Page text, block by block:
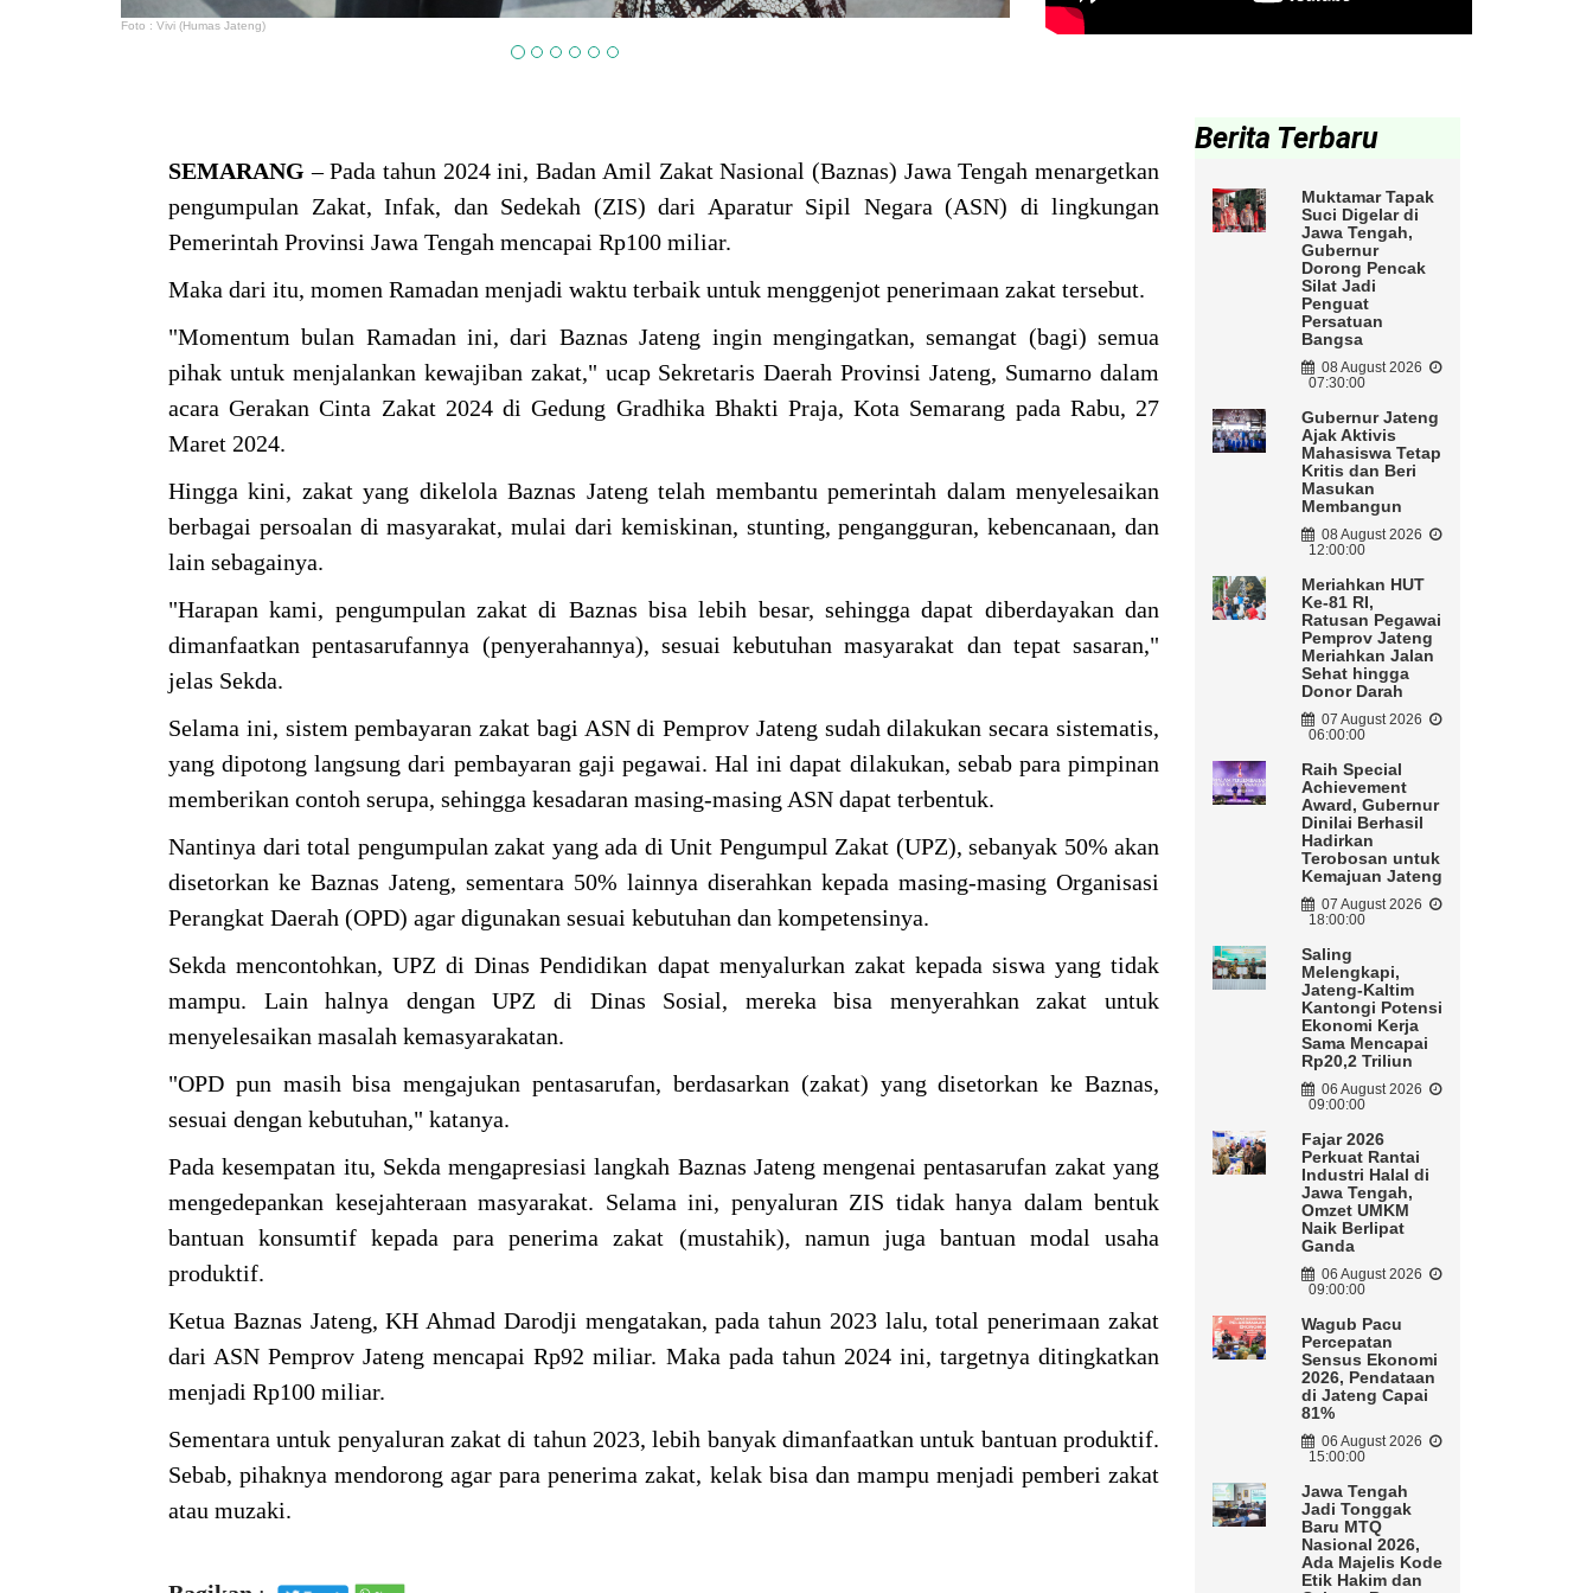
Foto : Vivi (Humas Jateng)
SEMARANG – Pada tahun 2024 ini, Badan Amil Zakat Nasional (Baznas) Jawa Tengah menargetkan
pengumpulan Zakat, Infak, dan Sedekah (ZIS) dari Aparatur Sipil Negara (ASN) di lingkungan
Pemerintah Provinsi Jawa Tengah mencapai Rp100 miliar.
Maka dari itu, momen Ramadan menjadi waktu terbaik untuk menggenjot penerimaan zakat tersebut.
"Momentum bulan Ramadan ini, dari Baznas Jateng ingin mengingatkan, semangat (bagi) semua
pihak untuk menjalankan kewajiban zakat," ucap Sekretaris Daerah Provinsi Jateng, Sumarno dalam
acara Gerakan Cinta Zakat 2024 di Gedung Gradhika Bhakti Praja, Kota Semarang pada Rabu, 27
Maret 2024.
Hingga kini, zakat yang dikelola Baznas Jateng telah membantu pemerintah dalam menyelesaikan
berbagai persoalan di masyarakat, mulai dari kemiskinan, stunting, pengangguran, kebencanaan, dan
lain sebagainya.
"Harapan kami, pengumpulan zakat di Baznas bisa lebih besar, sehingga dapat diberdayakan dan
dimanfaatkan pentasarufannya (penyerahannya), sesuai kebutuhan masyarakat dan tepat sasaran,"
jelas Sekda.
Selama ini, sistem pembayaran zakat bagi ASN di Pemprov Jateng sudah dilakukan secara sistematis,
yang dipotong langsung dari pembayaran gaji pegawai. Hal ini dapat dilakukan, sebab para pimpinan
memberikan contoh serupa, sehingga kesadaran masing-masing ASN dapat terbentuk.
Nantinya dari total pengumpulan zakat yang ada di Unit Pengumpul Zakat (UPZ), sebanyak 50% akan
disetorkan ke Baznas Jateng, sementara 50% lainnya diserahkan kepada masing-masing Organisasi
Perangkat Daerah (OPD) agar digunakan sesuai kebutuhan dan kompetensinya.
Sekda mencontohkan, UPZ di Dinas Pendidikan dapat menyalurkan zakat kepada siswa yang tidak
mampu. Lain halnya dengan UPZ di Dinas Sosial, mereka bisa menyerahkan zakat untuk
menyelesaikan masalah kemasyarakatan.
"OPD pun masih bisa mengajukan pentasarufan, berdasarkan (zakat) yang disetorkan ke Baznas,
sesuai dengan kebutuhan," katanya.
Pada kesempatan itu, Sekda mengapresiasi langkah Baznas Jateng mengenai pentasarufan zakat yang
mengedepankan kesejahteraan masyarakat. Selama ini, penyaluran ZIS tidak hanya dalam bentuk
bantuan konsumtif kepada para penerima zakat (mustahik), namun juga bantuan modal usaha
produktif.
Ketua Baznas Jateng, KH Ahmad Darodji mengatakan, pada tahun 2023 lalu, total penerimaan zakat
dari ASN Pemprov Jateng mencapai Rp92 miliar. Maka pada tahun 2024 ini, targetnya ditingkatkan
menjadi Rp100 miliar.
Sementara untuk penyaluran zakat di tahun 2023, lebih banyak dimanfaatkan untuk bantuan produktif.
Sebab, pihaknya mendorong agar para penerima zakat, kelak bisa dan mampu menjadi pemberi zakat
atau muzaki.
Berita Terbaru
Muktamar Tapak
Suci Digelar di
Jawa Tengah,
Gubernur
Dorong Pencak
Silat Jadi
Penguat
Persatuan
Bangsa
08 August 2026
07:30:00
Gubernur Jateng
Ajak Aktivis
Mahasiswa Tetap
Kritis dan Beri
Masukan
Membangun
08 August 2026
12:00:00
Meriahkan HUT
Ke-81 RI,
Ratusan Pegawai
Pemprov Jateng
Meriahkan Jalan
Sehat hingga
Donor Darah
07 August 2026
06:00:00
Raih Special
Achievement
Award, Gubernur
Dinilai Berhasil
Hadirkan
Terobosan untuk
Kemajuan Jateng
07 August 2026
18:00:00
Saling
Melengkapi,
Jateng-Kaltim
Kantongi Potensi
Ekonomi Kerja
Sama Mencapai
Rp20,2 Triliun
06 August 2026
09:00:00
Fajar 2026
Perkuat Rantai
Industri Halal di
Jawa Tengah,
Omzet UMKM
Naik Berlipat
Ganda
06 August 2026
09:00:00
Wagub Pacu
Percepatan
Sensus Ekonomi
2026, Pendataan
di Jateng Capai
81%
06 August 2026
15:00:00
Jawa Tengah
Jadi Tonggak
Baru MTQ
Nasional 2026,
Ada Majelis Kode
Etik Hakim dan